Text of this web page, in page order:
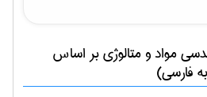
مواد و متالوژیبر اساس
فارسی)